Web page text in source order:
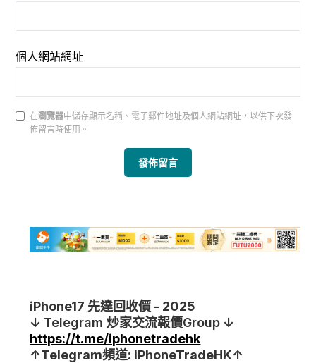
個人網站網址
在瀏覽器中儲存顯示名稱、電子郵件地址及個人網站網址，以供下次發
佈留言時使用。
iPhone17 先達回收價 - 2025
↓ Telegram 炒家交流報價Group ↓
https://t.me/iphonetradehk
↑Telegram頻道: iPhoneTradeHK↑